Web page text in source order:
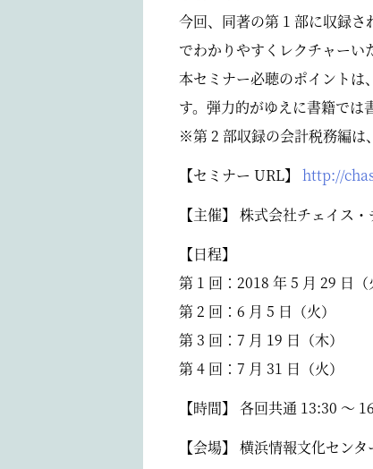
今回、同著の第 1 部に収録
でわかりやすくレクチャーい
本セミナー必聴のポイントは
す。弾力的がゆえに書籍では
※第 2 部収録の会計税務編は
【セミナー URL】 http://
【主催】 株式会社チェイス
【日程】
第 1 回：2018 年 5 月 29 日（
第 2 回：6 月 5 日（火）
第 3 回：7 月 19 日（木）
第 4 回：7 月 31 日（火）
【時間】 各回共通 13:30 ～
【会場】 横浜情報文化セン